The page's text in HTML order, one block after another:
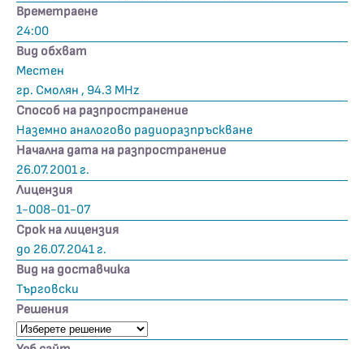
Времетраене
24:00
Вид обхват
Местен
гр. Смолян , 94.3 MHz
Способ на разпространение
Наземно аналогово радиоразпръскване
Начална дата на разпространение
26.07.2001 г.
Лицензия
1-008-01-07
Срок на лицензия
до 26.07.2041 г.
Вид на доставчика
Търговски
Решения